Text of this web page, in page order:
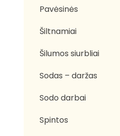
Pavėsinės
Šiltnamiai
Šilumos siurbliai
Sodas – daržas
Sodo darbai
Spintos